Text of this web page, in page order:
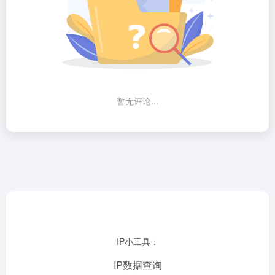
暂无评论...
IP小工具：
IP数据查询